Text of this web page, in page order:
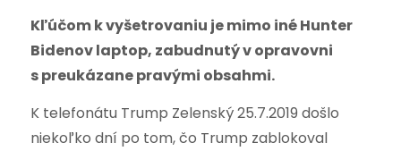
Kľúčom k vyšetrovaniu je mimo iné Hunter
Bidenov laptop, zabudnutý v opravovni
s preukázane pravými obsahmi.
K telefonátu Trump Zelenský 25.7.2019 došlo
niekoľko dní po tom, čo Trump zablokoval